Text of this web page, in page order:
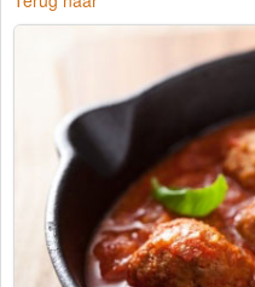
Over ons
Traiteur
Wijn